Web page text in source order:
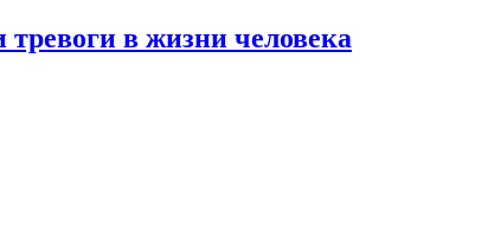
тревоги в жизни человека